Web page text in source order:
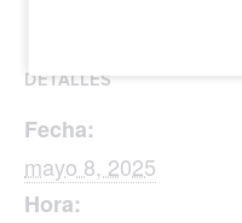
DETALLES
Fecha:
mayo 8, 2025
Hora: